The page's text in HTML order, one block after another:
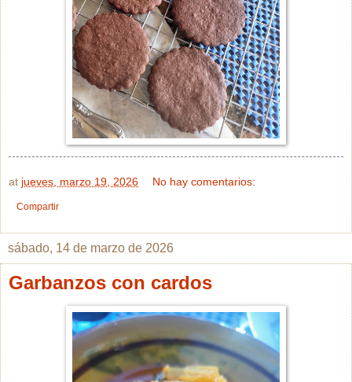
at jueves, marzo 19, 2026 No hay comentarios:
Compartir
sábado, 14 de marzo de 2026
Garbanzos con cardos